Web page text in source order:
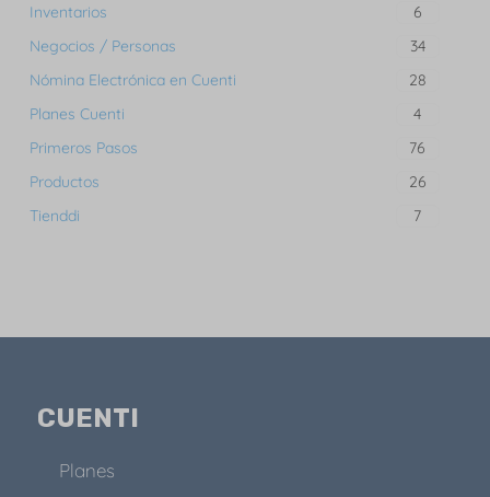
Inventarios
6
Negocios / Personas
34
Nómina Electrónica en Cuenti
28
Planes Cuenti
4
Primeros Pasos
76
Productos
26
Tienddi
7
CUENTI
Planes